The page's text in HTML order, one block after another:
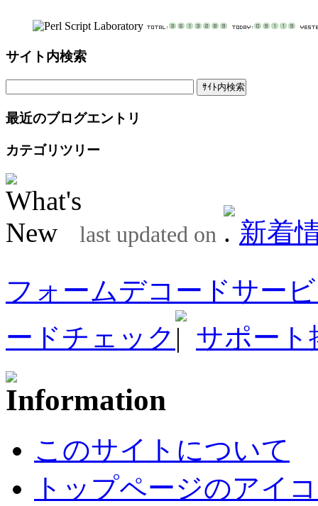
サイト内検索
最近のブログエントリ
カテゴリツリー
last updated on
新着
フォームデコードサー
ードチェック
サポート
このサイトについて
トップページのアイ